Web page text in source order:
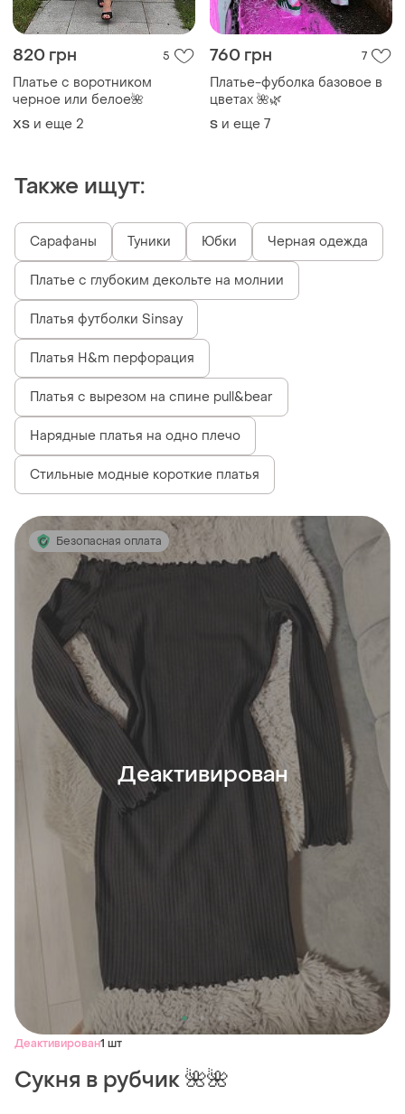
820 грн 5
Платье с воротником
черное или белое🌺
ХS и еще 2
760 грн 7
Платье-фуболка базовое в
цветах 🌺🌿
S и еще 7
Также ищут:
Сарафаны Туники Юбки Черная одежда
Платье с глубоким декольте на молнии
Платья футболки Sinsay
Платья H&m перфорация
Платья с вырезом на спине pull&bear
Нарядные платья на одно плечо
Стильные модные короткие платья
Безопасная оплата
Деактивирован
Деактивирован1 шт
Сукня в рубчик 🌺🌺